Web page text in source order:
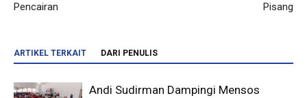
Pencairan
Pisang
ARTIKEL TERKAIT DARI PENULIS
Andi Sudirman Dampingi Mensos